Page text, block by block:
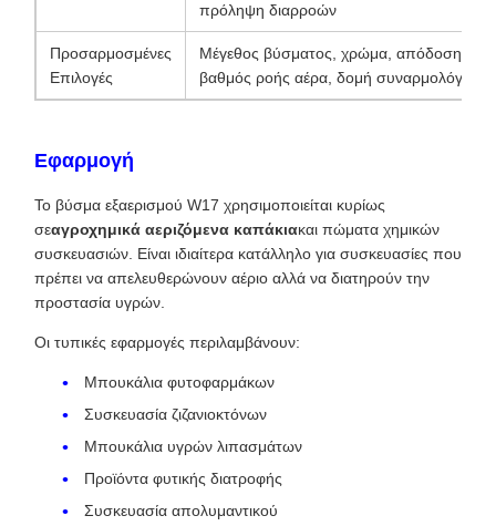
πρόληψη διαρροών
Προσαρμοσμένες
Επιλογές
Μέγεθος βύσματος, χρώμα, απόδοση
βαθμός ροής αέρα, δομή
Εφαρμογή
Το βύσμα εξαερισμού W17 χρησιμοποιείται κυρίως
σεαγροχημικά αεριζόμενα καπάκιακαι πώματα χημικών
συσκευασιών. Είναι ιδιαίτερα κατάλληλο για συσκευασίες που
πρέπει να απελευθερώνουν αέριο αλλά να διατηρούν την
προστασία υγρών.
Οι τυπικές εφαρμογές περιλαμβάνουν:
Μπουκάλια φυτοφαρμάκων
Συσκευασία ζιζανιοκτόνων
Μπουκάλια υγρών λιπασμάτων
Προϊόντα φυτικής διατροφής
Συσκευασία απολυμαντικού